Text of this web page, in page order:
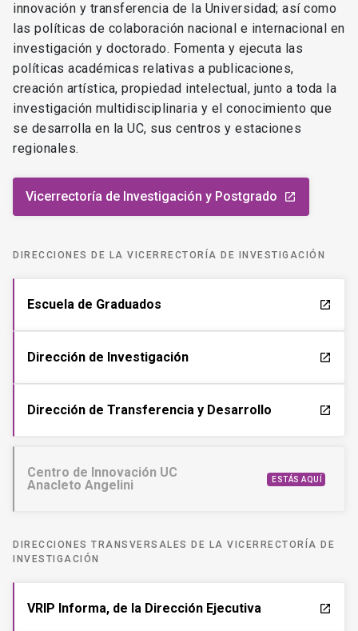
innovación y transferencia de la Universidad; así como
las políticas de colaboración nacional e internacional en
investigación y doctorado. Fomenta y ejecuta las
políticas académicas relativas a publicaciones,
creación artística, propiedad intelectual, junto a toda la
investigación multidisciplinaria y el conocimiento que
se desarrolla en la UC, sus centros y estaciones
regionales.
Vicerrectoría de Investigación y Postgrado launch
DIRECCIONES DE LA VICERRECTORÍA DE INVESTIGACIÓN
Escuela de Graduados launch
Dirección de Investigación launch
Dirección de Transferencia y Desarrollo launch
Centro de Innovación UC
Anacleto Angelini
ESTÁS AQUÍ
DIRECCIONES TRANSVERSALES DE LA VICERRECTORÍA DE
INVESTIGACIÓN
VRIP Informa, de la Dirección Ejecutiva launch